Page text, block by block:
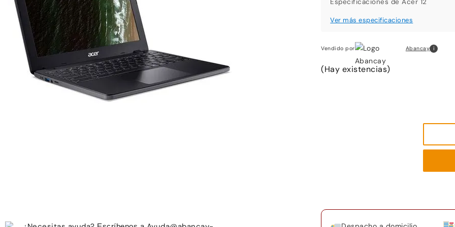
Vendido por Abancay i
(Hay existencias)